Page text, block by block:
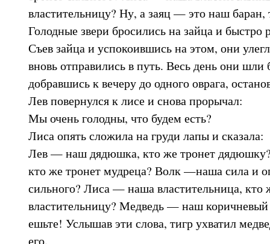
властительницу? Ну, а заяц — это наш баран,
Голодные звери бросились на зайца и быстро
Съев зайца и успокоившись на этом, они
вновь отправились в путь. Весь день они шли
добравшись к вечеру до одного оврага,
Лев повернулся к лисе и снова прорычал:
Мы очень голодны, что будем есть?
Лиса опять сложила на груди лапы и сказала:
Лев — наш дядюшка, кто же тронет
кто же тронет мудреца? Волк —наша сила и
сильного? Лиса — наша властительница, кто
властительницу? Медведь — наш коричневый
ешьте! Услышав эти слова, тигр ухватил
его.